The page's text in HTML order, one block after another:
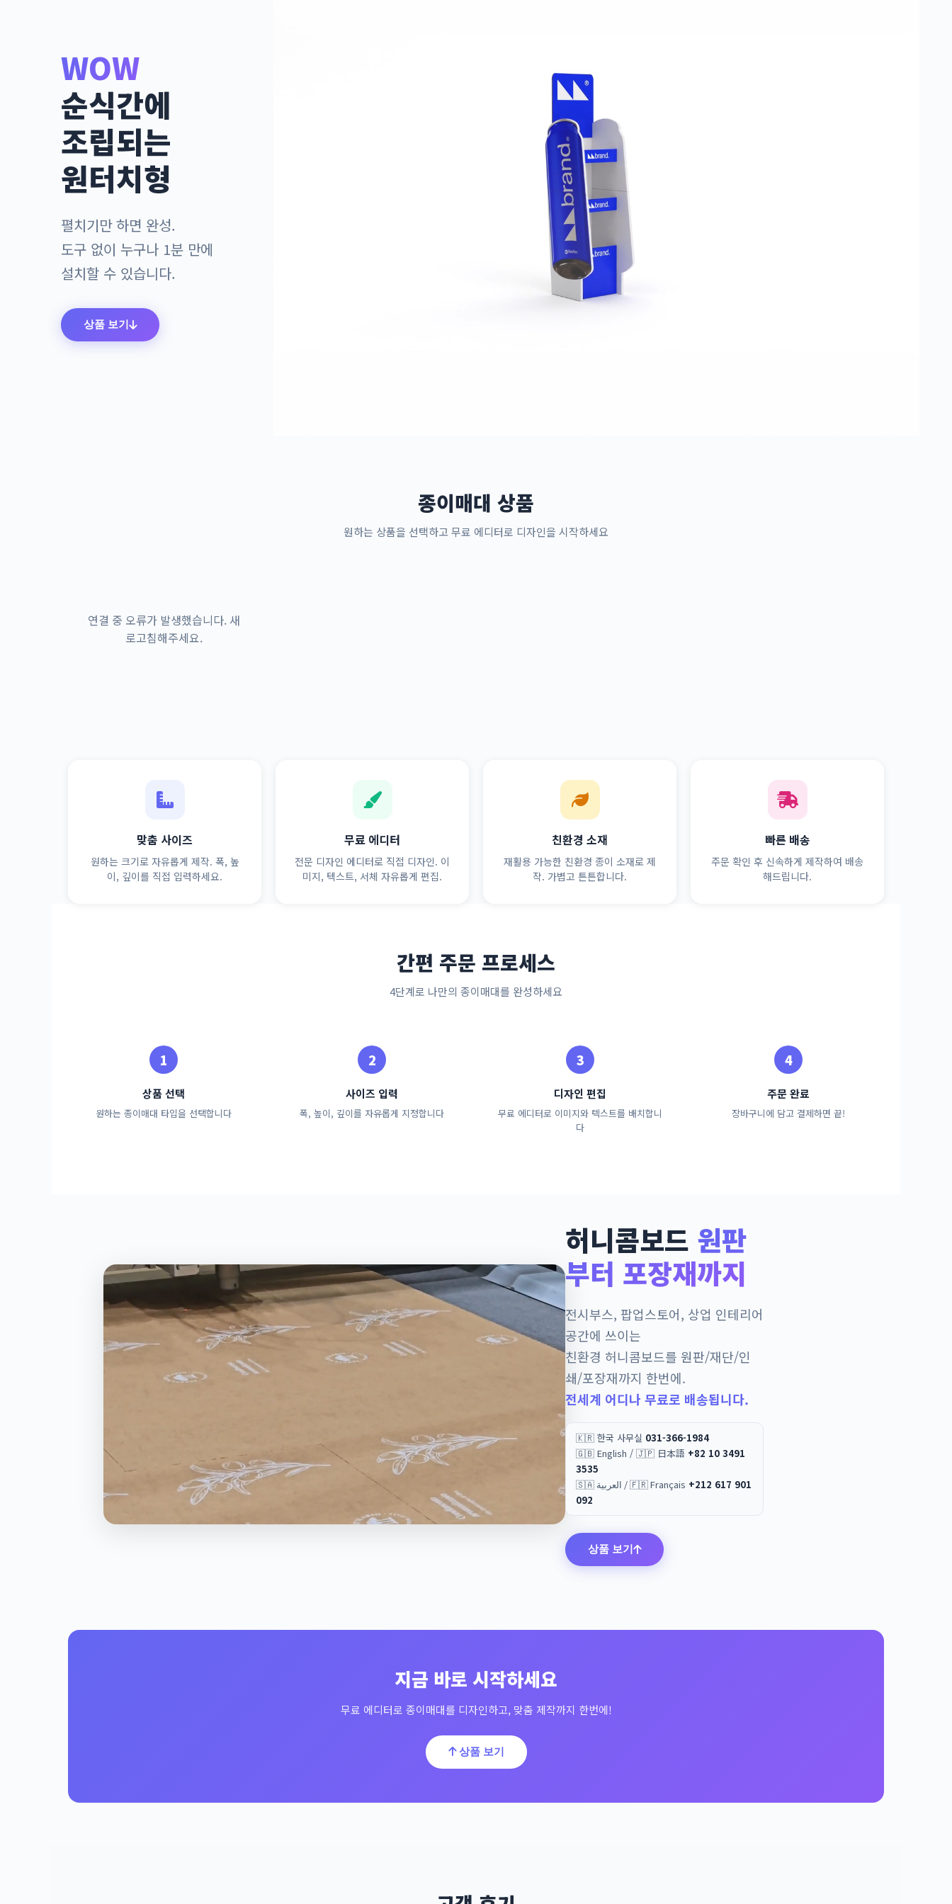
WOW
순식간에
조립되는
원터치형
펼치기만 하면 완성.
도구 없이 누구나 1분 만에
설치할 수 있습니다.
상품 보기
종이매대 상품
원하는 상품을 선택하고 무료 에디터로 디자인을 시작하세요
연결 중 오류가 발생했습니다. 새
로고침해주세요.
맞춤 사이즈
원하는 크기로 자유롭게 제작. 폭, 높
이, 깊이를 직접 입력하세요.
무료 에디터
전문 디자인 에디터로 직접 디자인. 이
미지, 텍스트, 서체 자유롭게 편집.
친환경 소재
재활용 가능한 친환경 종이 소재로 제
작. 가볍고 튼튼합니다.
빠른 배송
주문 확인 후 신속하게 제작하여 배송
해드립니다.
간편 주문 프로세스
4단계로 나만의 종이매대를 완성하세요
상품 선택
원하는 종이매대 타입을 선택합니다
사이즈 입력
폭, 높이, 깊이를 자유롭게 지정합니다
디자인 편집
무료 에디터로 이미지와 텍스트를 배치합니
다
주문 완료
장바구니에 담고 결제하면 끝!
허니콤보드 원판
부터 포장재까지
전시부스, 팝업스토어, 상업 인테리어
공간에 쓰이는
친환경 허니콤보드를 원판/재단/인
쇄/포장재까지 한번에.
전세계 어디나 무료로 배송됩니다.
🇰🇷 한국 사무실 031-366-1984
🇬🇧 English / 🇯🇵 日本語 +82 10 3491
3535
🇸🇦 العربية / 🇫🇷 Français +212 617 901
092
상품 보기
지금 바로 시작하세요
무료 에디터로 종이매대를 디자인하고, 맞춤 제작까지 한번에!
상품 보기